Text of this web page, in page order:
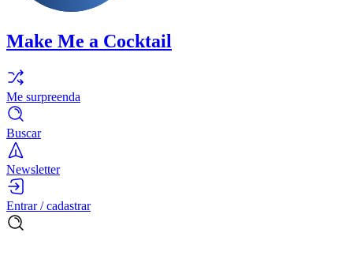
Make Me a Cocktail
Me surpreenda
Buscar
Newsletter
Entrar / cadastrar